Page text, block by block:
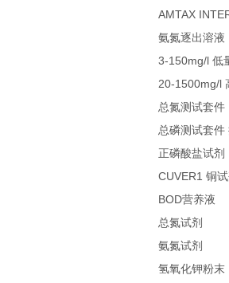
AMTAX
氨氮逐出溶液
3-150mg/l 低
20-1500mg/l
总氮测试套件
总磷测试套件
正磷酸盐试剂
CUVER1 铜
BOD营养液
总氮试剂
氨氮试剂
氢氧化钾粉末